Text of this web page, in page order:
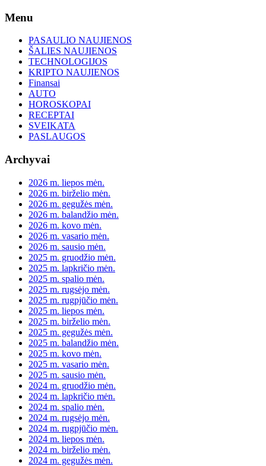
Skip
content
Menu
PASAULIO NAUJIENOS
ŠALIES NAUJIENOS
TECHNOLOGIJOS
KRIPTO NAUJIENOS
Finansai
AUTO
HOROSKOPAI
RECEPTAI
SVEIKATA
PASLAUGOS
Archyvai
2026 m. liepos mėn.
2026 m. birželio mėn.
2026 m. gegužės mėn.
2026 m. balandžio mėn.
2026 m. kovo mėn.
2026 m. vasario mėn.
2026 m. sausio mėn.
2025 m. gruodžio mėn.
2025 m. lapkričio mėn.
2025 m. spalio mėn.
2025 m. rugsėjo mėn.
2025 m. rugpjūčio mėn.
2025 m. liepos mėn.
2025 m. birželio mėn.
2025 m. gegužės mėn.
2025 m. balandžio mėn.
2025 m. kovo mėn.
2025 m. vasario mėn.
2025 m. sausio mėn.
2024 m. gruodžio mėn.
2024 m. lapkričio mėn.
2024 m. spalio mėn.
2024 m. rugsėjo mėn.
2024 m. rugpjūčio mėn.
2024 m. liepos mėn.
2024 m. birželio mėn.
2024 m. gegužės mėn.